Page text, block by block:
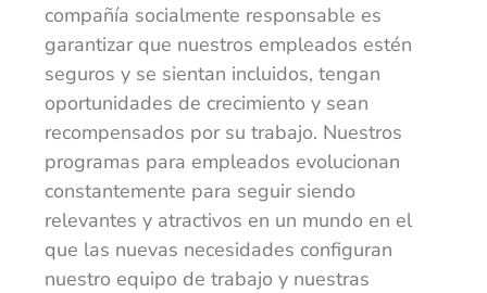
compañía socialmente responsable es
garantizar que nuestros empleados estén
seguros y se sientan incluidos, tengan
oportunidades de crecimiento y sean
recompensados por su trabajo. Nuestros
programas para empleados evolucionan
constantemente para seguir siendo
relevantes y atractivos en un mundo en el
que las nuevas necesidades configuran
nuestro equipo de trabajo y nuestras